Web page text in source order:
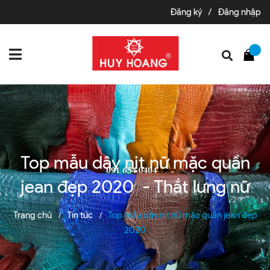
Đăng ký / Đăng nhập
Top mẫu dây nịt nữ mặc quần
jean đẹp 2020 - Thắt lưng nữ
Trang chủ / Tin tức /
Top mẫu dây nịt nữ mặc quần jean đẹp
2020